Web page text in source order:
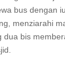
bus dengan
menziarahi
dua bis